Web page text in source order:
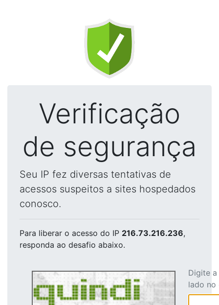
Verificação
de segurança
Seu IP fez diversas tentativas de
acessos suspeitos a sites hospedados
conosco.
Para liberar o acesso do IP 216.73.216.236,
responda ao desafio abaixo.
Digite
lado no